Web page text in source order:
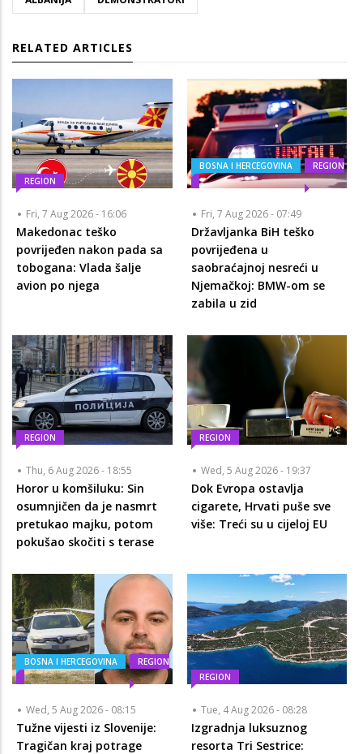
RELATED ARTICLES
REGION
Fri, 7 Aug 2026 - 16:06
Makedonac teško
povrijeđen nakon pada sa
tobogana: Vlada šalje
avion po njega
BOSNA I HERCEGOVINA REGION
Fri, 7 Aug 2026 - 07:49
Državljanka BiH teško
povrijeđena u
saobraćajnoj nesreći u
Njemačkoj: BMW-om se
zabila u zid
REGION
Thu, 6 Aug 2026 - 18:55
Horor u komšiluku: Sin
osumnjičen da je nasmrt
pretukao majku, potom
pokušao skočiti s terase
REGION
Wed, 5 Aug 2026 - 19:37
Dok Evropa ostavlja
cigarete, Hrvati puše sve
više: Treći su u cijeloj EU
BOSNA I HERCEGOVINA REGION
Wed, 5 Aug 2026 - 08:15
Tužne vijesti iz Slovenije:
Tragičan kraj potrage
REGION
Tue, 4 Aug 2026 - 08:28
Izgradnja luksuznog
resorta Tri Sestrice: